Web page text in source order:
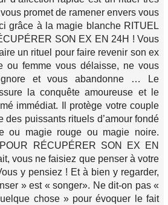
promet de ramener envers vous
grâce à la magie blanche RITUEL
SON EX EN 24H ! Vous
un rituel pour faire revenir son ex
ou femme vous délaisse, ne vous
et vous abandonne … Le
la conquête amoureuse et le
immédiat. Il protège votre couple
des puissants rituels d’amour fondé
ou magie rouge ou magie noire.
RÉCUPÉRER SON EX EN
vous ne faisiez que penser à votre
y pensiez ! Et à bien y regarder,
» est « songer». Ne dit-on pas «
chose » pour évoquer le fait